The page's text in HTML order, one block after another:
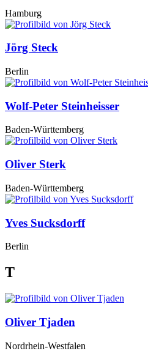
Hamburg
Jörg Steck
Berlin
Wolf-Peter Steinheisser
Baden-Württemberg
Oliver Sterk
Baden-Württemberg
Yves Sucksdorff
Berlin
T
Oliver Tjaden
Nordrhein-Westfalen